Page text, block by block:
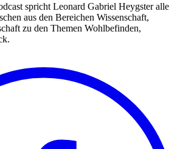
spricht Leonard Gabriel Heygster alle
aus den Bereichen Wissenschaft,
zu den Themen Wohlbefinden,